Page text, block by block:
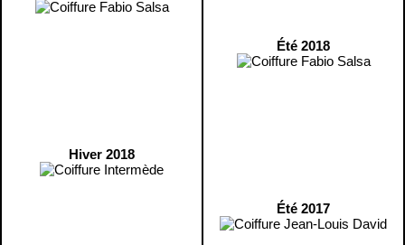
Hiver 2018
Été 2018
Été 2017